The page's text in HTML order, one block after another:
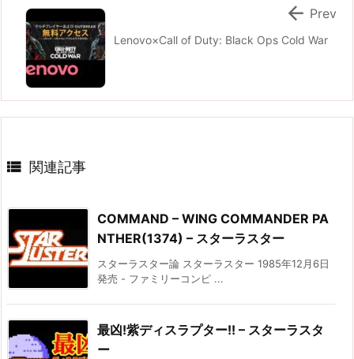
Lenovo×Call of Duty: Black Ops Cold War
 Prev
 関連記事
COMMAND – WING COMMANDER PA
NTHER(1374) – スターラスター
スターラスター論 スターラスター 1985年12月6日
発売 - ファミリーコンピ ...
最凶!紫ディスラプター!! – スターラスタ
ー